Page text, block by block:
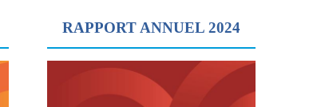
RAPPORT ANNUEL 2024